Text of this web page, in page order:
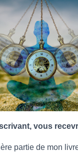
vous
partie de mon